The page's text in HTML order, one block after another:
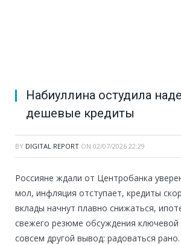
Набиуллина остудила
дешевые кредиты
BY DIGITAL REPORT ON 02/07/2026 22:29
Россияне ждали от Центробанка
мол, инфляция отступает, кредиты
вклады начнут плавно снижаться,
свежего резюме обсуждения ключевой
совсем другой вывод: радоваться рано.